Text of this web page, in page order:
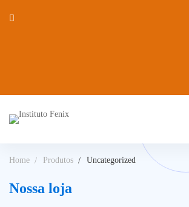
Home Produtos Uncategorized
Nossa loja